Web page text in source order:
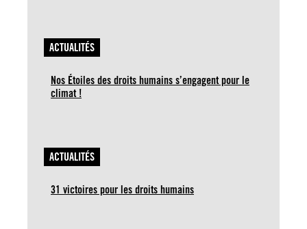
ACTUALITÉS
Nos Étoiles des droits humains s’engagent pour le
climat !
ACTUALITÉS
31 victoires pour les droits humains